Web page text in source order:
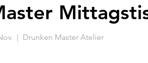
  |
Drunken Master Atelier